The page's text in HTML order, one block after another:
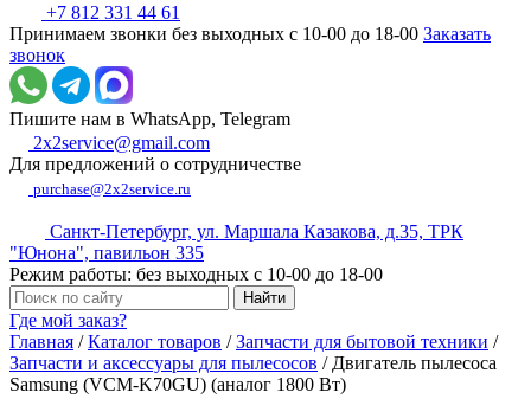
+7 812 331 44 61
Принимаем звонки без выходных с 10-00 до 18-00 Заказать
звонок
Пишите нам в WhatsApp, Telegram
2x2service@gmail.com
Для предложений о сотрудничестве
purchase@2x2service.ru
Санкт-Петербург, ул. Маршала Казакова, д.35, ТРК
"Юнона", павильон 335
Режим работы: без выходных с 10-00 до 18-00
Где мой заказ?
Главная /Каталог товаров /Запчасти для бытовой техники /
Запчасти и аксессуары для пылесосов / Двигатель пылесоса
Samsung (VCM-K70GU) (аналог 1800 Вт)